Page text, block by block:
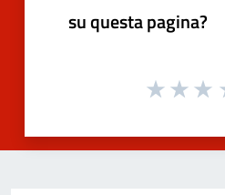
su questa pagina?